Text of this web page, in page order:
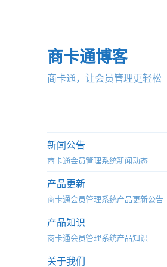
商卡通博客
商卡通，让会员管理更轻松
新闻公告
商卡通会员管理系统新闻动态
产品更新
商卡通会员管理系统产品更新公告
产品知识
商卡通会员管理系统产品知识
关于我们